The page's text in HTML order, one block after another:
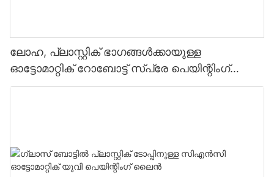
ലോഹ, പ്ലാസ്റ്റിക് ഭാഗങ്ങൾക്കായുള്ള
ഓട്ടോമാറ്റിക് റോബോട്ട് സ്പ്രേ പെയിന്റിംഗ്
ലൈൻ കോട്ടിംഗ് ലൈൻ പ്ലാന്റ് പൗഡർ കോട്ടിംഗ്